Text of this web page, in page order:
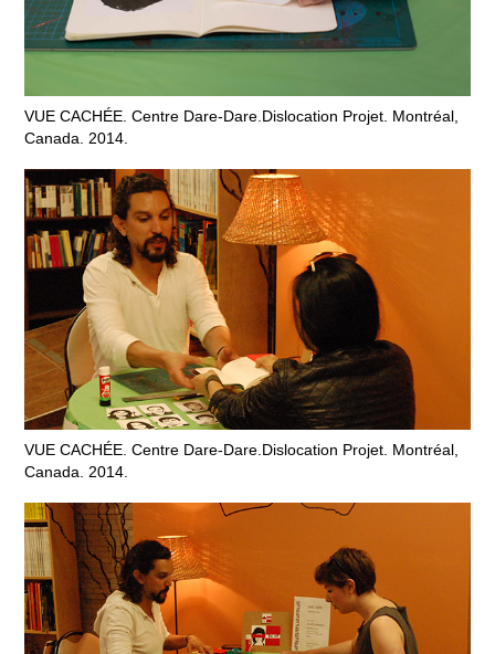
VUE CACHÉE. Centre Dare-Dare.Dislocation Projet. Montréal,
Canada. 2014.
VUE CACHÉE. Centre Dare-Dare.Dislocation Projet. Montréal,
Canada. 2014.